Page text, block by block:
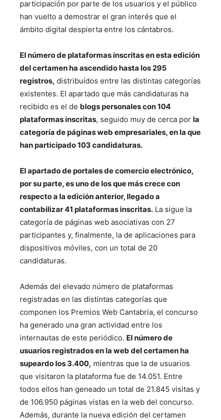
participación por parte de los usuarios y el público
han vuelto a demostrar el gran interés que el
ámbito digital despierta entre los cántabros.
El número de plataformas inscritas en esta edición
del certamen ha ascendido hasta los 295
registros, distribuídos entre las distintas categorías
existentes. El apartado que más candidaturas ha
recibido es el de blogs personales con 104
plataformas inscritas, seguido muy de cerca por la
categoría de páginas web empresariales, en la que
han participado 103 candidaturas.
El apartado de portales de comercio electrónico,
por su parte, es uno de los que más crece con
respecto a la edición anterior, llegado a
contabilizar 41 plataformas inscritas. La sigue la
categoría de páginas web asociativas con 27
participantes y, finalmente, la de aplicaciones para
dispositivos móviles, con un total de 20
candidaturas.
Además del elevado número de plataformas
registradas en las distintas categorías que
componen los Premios Web Cantabria, el concurso
ha generado una gran actividad entre los
internautas de este periódico. El número de
usuarios registrados en la web del certamen ha
supeardo los 3.400, mientras que la de usuarios
que visitaron la plataforma fue de 14.051. Entre
todos ellos han geneado un total de 21.845 visitas y
de 106.950 páginas vistas en la web del concurso.
Además, durante la nueva edición del certamen